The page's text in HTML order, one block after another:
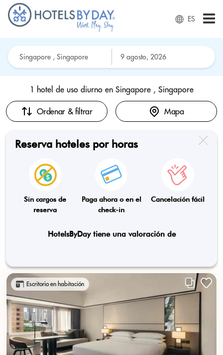
ES
1 hotel de uso diurno en Singapore , Singapore
Ordenar & filtrar Mapa
Reserva hoteles por horas
Sin cargos de
reserva
Paga ahora o en el
check-in
Cancelación fácil
HotelsByDay tiene una valoración de
Escritorio en habitación